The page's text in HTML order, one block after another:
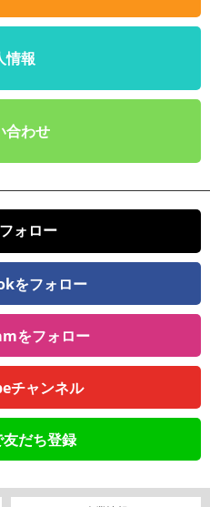
情報
合わせ
ォロー
をフォロー
をフォロー
チャンネル
だち登録